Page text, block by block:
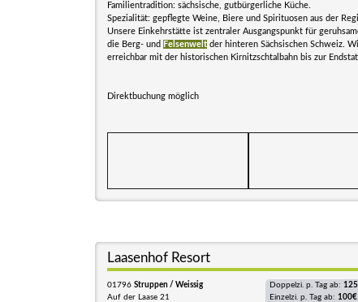
Familientradition: sächsische, gutbürgerliche Küche.
Spezialität: gepflegte Weine, Biere und Spirituosen aus der
Unsere Einkehrstätte ist zentraler Ausgangspunkt für
die Berg- und Felsenwelt der hinteren Sächsischen Schweiz.
erreichbar mit der historischen Kirnitzschtalbahn bis zur
Direktbuchung möglich
Laasenhof Resort
01796 Struppen / Weissig
Auf der Laase 21
Doppelzi. p. Tag ab:
Einzelzi. p. Tag ab: 100€